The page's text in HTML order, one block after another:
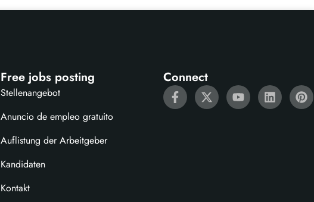
Free jobs posting
Stellenangebot
Anuncio de empleo gratuito
Auflistung der Arbeitgeber
Kandidaten
Kontakt
Connect